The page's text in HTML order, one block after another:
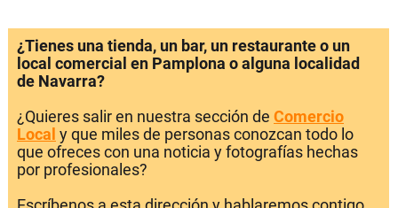
¿Tienes una tienda, un bar, un restaurante o un
local comercial en Pamplona o alguna localidad
de Navarra?
¿Quieres salir en nuestra sección de Comercio
Local y que miles de personas conozcan todo lo
que ofreces con una noticia y fotografías hechas
por profesionales?